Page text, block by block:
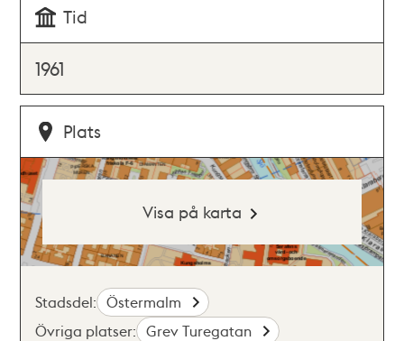
Tid
1961
Plats
Visa på karta
Stadsdel: Östermalm
Övriga platser: Grev Turegatan